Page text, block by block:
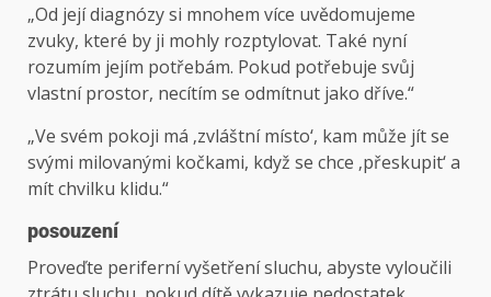
„Od její diagnózy si mnohem více uvědomujeme
zvuky, které by ji mohly rozptylovat. Také nyní
rozumím jejím potřebám. Pokud potřebuje svůj
vlastní prostor, necítím se odmítnut jako dříve.“
„Ve svém pokoji má ‚zvláštní místo‘, kam může jít se
svými milovanými kočkami, když se chce ‚přeskupit‘ a
mít chvilku klidu.“
posouzení
Proveďte periferní vyšetření sluchu, abyste vyloučili